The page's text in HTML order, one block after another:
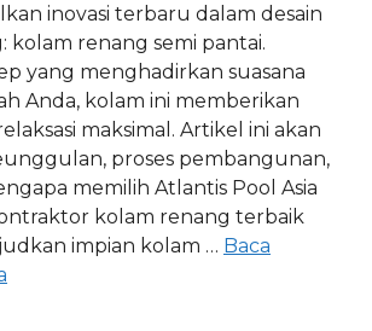
inovasi terbaru dalam desain
kolam renang semi pantai.
yang menghadirkan suasana
Anda, kolam ini memberikan
maksimal. Artikel ini akan
proses pembangunan,
memilih Atlantis Pool Asia
kolam renang terbaik
impian kolam … Baca